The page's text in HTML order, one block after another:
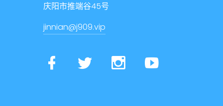
庆阳市推端谷45号
jinnian@j909.vip